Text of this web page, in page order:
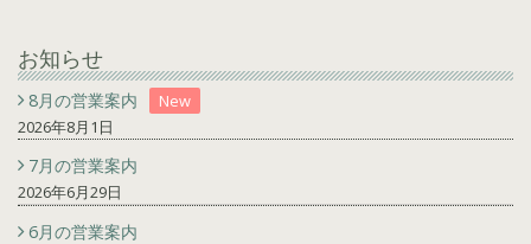
お知らせ
8月の営業案内
New
2026年8月1日
7月の営業案内
2026年6月29日
6月の営業案内